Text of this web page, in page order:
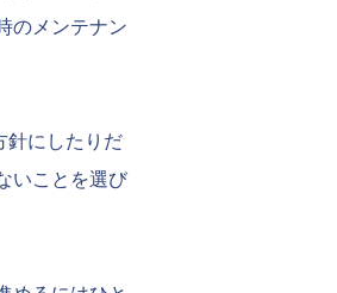
のメンテナン
針にしたりだ
いことを選び